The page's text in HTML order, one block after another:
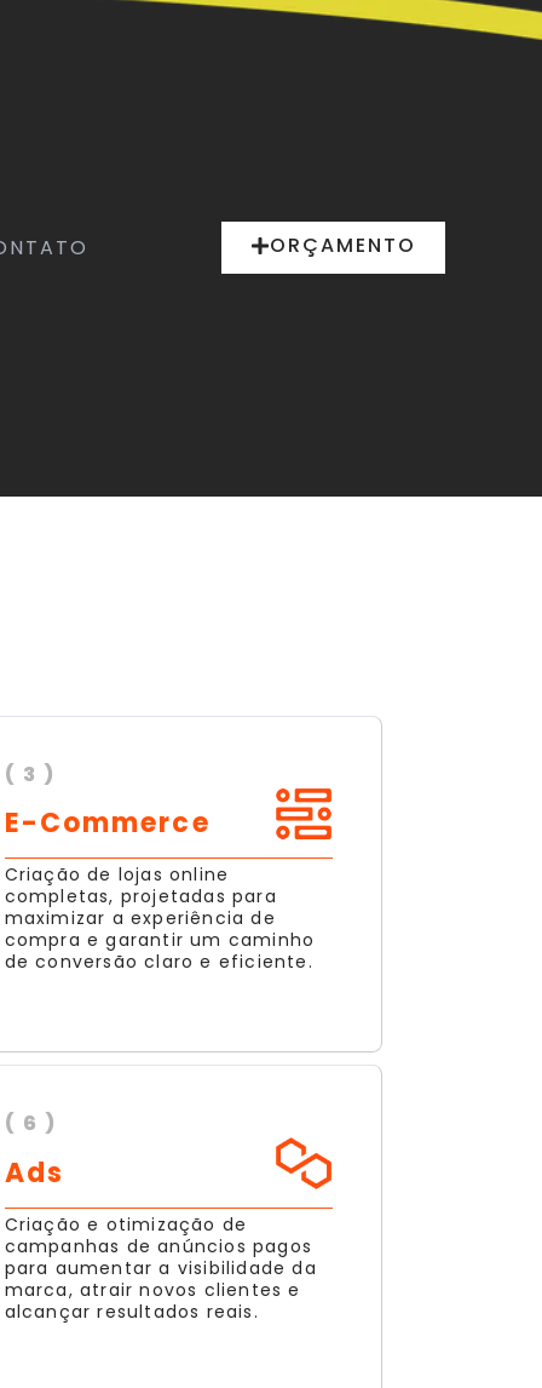
ORÇAMENTO
( 3 )
E-Commerce
Criação de lojas online
completas, projetadas para
maximizar a experiência de
compra e garantir um caminho
de conversão claro e eficiente.
( 6 )
Ads
Criação e otimização de
campanhas de anúncios pagos
para aumentar a visibilidade da
marca, atrair novos clientes e
alcançar resultados reais.